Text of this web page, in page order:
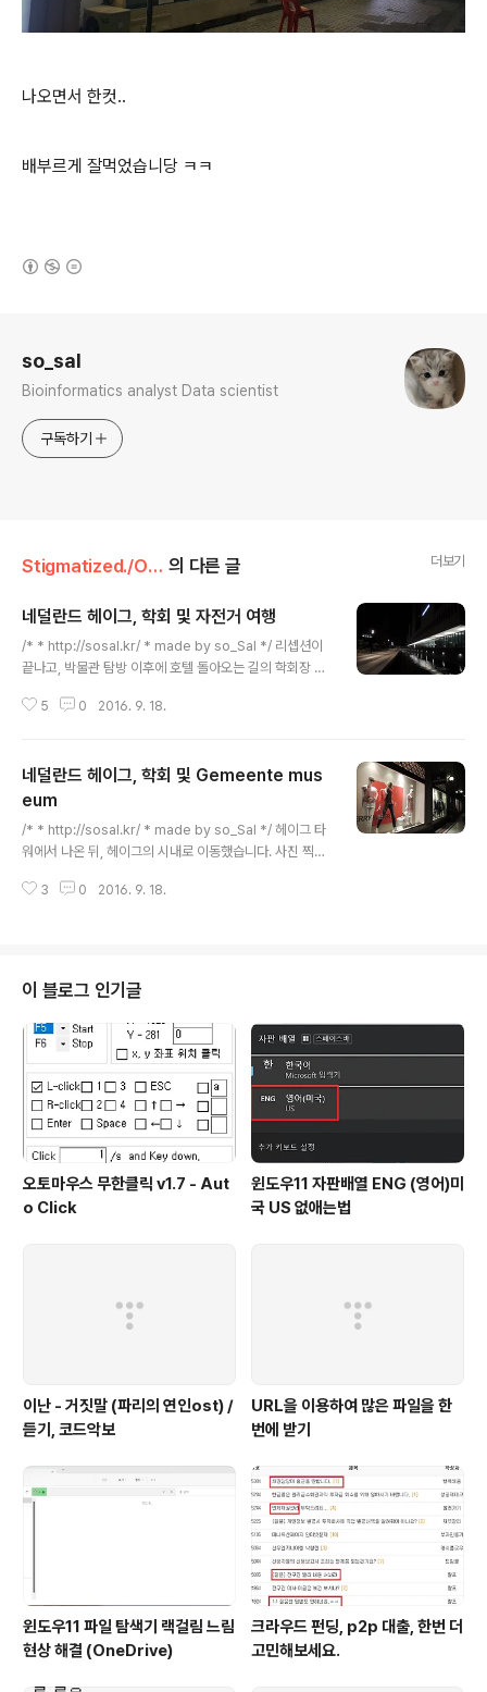
나오면서 한컷..
배부르게 잘먹었습니당 ㅋㅋ
so_sal
Bioinformatics analyst Data scientist
구독하기
Stigmatized./Outing 의 다른 글 더보기
네덜란드 헤이그, 학회 및 자전거 여행
/* * http://sosal.kr/ * made by so_Sal */ 리셉션이
끝나고, 박물관 탐방 이후에 호텔 돌아오는 길의 학회장 분
는데 얼마나 드는지 잘 기억이 안나네요.. 월드포럼 컨벤션
참 재미있는 분야죠. 데이터가 좀 불안정 하기 때문에, 이것
저것 필터링 하는 기법부터 시작해서 유전체 분석의 결과
를 바탕으로 발생학을 설명하는 강의였습니다. 저도 언젠
가 single cell 분석을 공부해보고 싶네요. 밖에선 이렇게
캠브릿지, 스프링거, 옥스포드 프레스 3가지 서적 관련 업
체에서 와서 책을 싸게 팔고 있었습니다...
5 0 2016. 9. 18.
네덜란드 헤이그, 학회 및 Gemeente mus
eum
/* * http://sosal.kr/ * made by so_Sal */ 헤이그 타
워에서 나온 뒤, 헤이그의 시내로 이동했습니다. 사진 찍힌
길거리에 사람보기가 힘들어지는 동네입니다. 그렇다고 치
에 이렇게 불만 켜놓고 더이상 영업을 하지 않네요. 그래도
어차피 온거, 그냥 사진이나 찍고 가자는 맘으로 이곳 저곳
돌아다녔습니다. 여긴 애플스토어. 귀여운 사과이미지의
간판 두개가 반짝이네요. 물론 영업은 하지 않고 있습니다.
조명이 충분히 밝은데, 저 뒤에 디스플레이에 초점이 ..
3 0 2016. 9. 18.
이 블로그 인기글
오토마우스 무한클릭 v1.7 - Aut
o Click
윈도우11 자판배열 ENG (영어)미
국 US 없애는법
이난 - 거짓말 (파리의 연인ost) /
듣기, 코드악보
URL을 이용하여 많은 파일을 한
번에 받기
윈도우11 파일 탐색기 랙걸림 느림
현상 해결 (OneDrive)
크라우드 펀딩, p2p 대출, 한번 더
고민해보세요.